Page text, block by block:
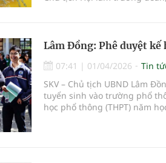
Lâm Đồng: Phê duyệt
07:41 | 01/04/2026
Tin
SKV – Chủ tịch UBND Lâm
tuyển sinh vào trường phổ
học phổ thông (THPT) năm